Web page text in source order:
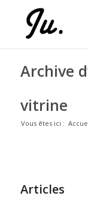
Archive
vitrine
Vous êtes ici :
Articles